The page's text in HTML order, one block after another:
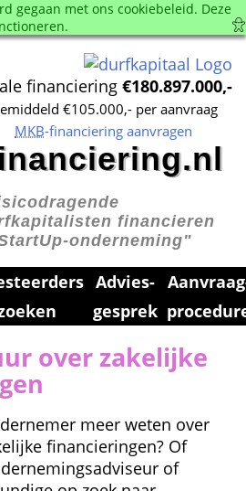
gegaan met ons cookie­beleid. Deze
financiering €180.897.000,-
€105.000,- per aanvraag
MKB-financiering aanvragen
financieren
onderneming"
Advies­
gesprek
over zakelijke
meer weten over
financieringen? Of
of